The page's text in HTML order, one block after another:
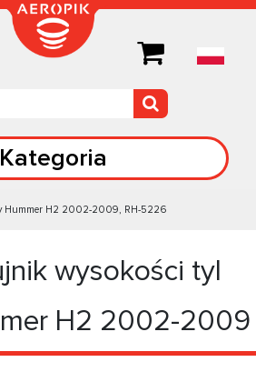
Kategoria
Hummer H2 2002-2009, RH-5226
wysokości tyl
H2 2002-2009